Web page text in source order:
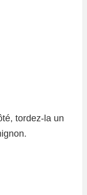
tordez-la un